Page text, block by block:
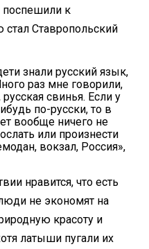
поспешили к
Ставропольский
знали русский язык,
раз мне говорили,
свинья. Если у
по-русски, то в
вообще ничего не
или произнести
вокзал, Россия»,
нравится, что есть
не экономят на
красоту и
латыши пугали их